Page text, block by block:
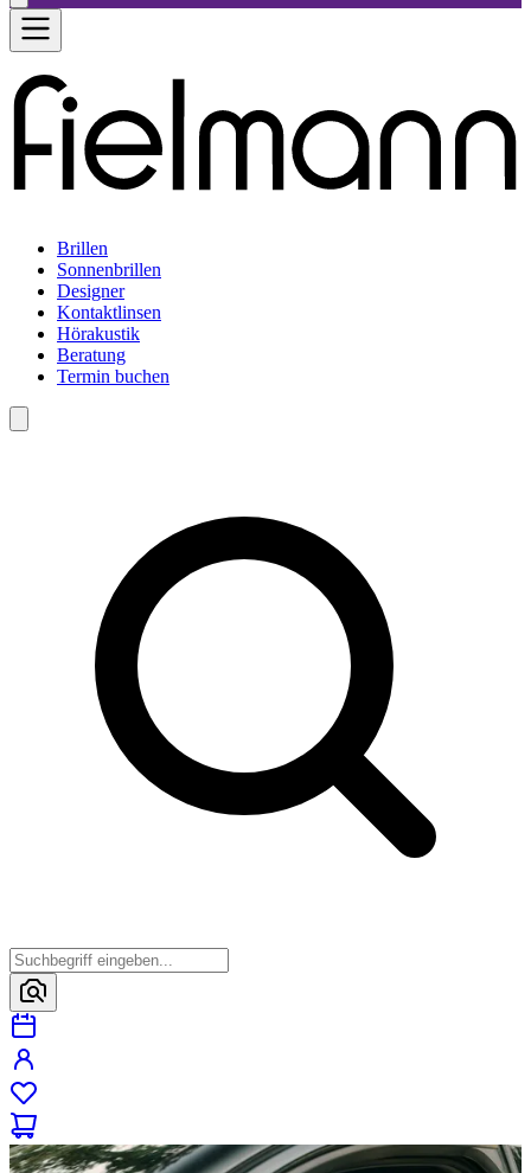
Brillen
Sonnenbrillen
Designer
Kontaktlinsen
Hörakustik
Beratung
Termin buchen